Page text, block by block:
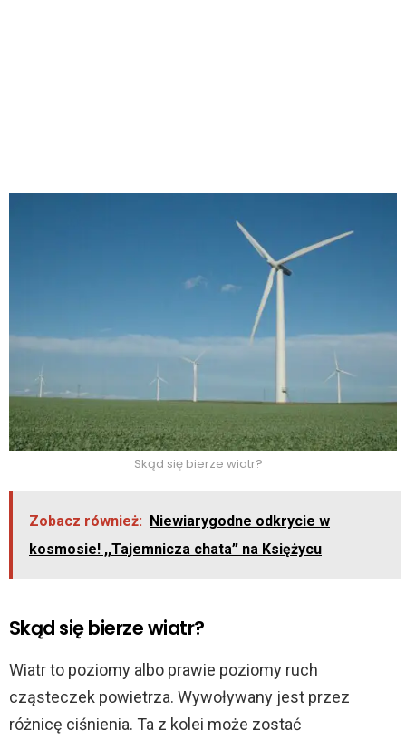
Skąd się bierze wiatr?
Zobacz również: Niewiarygodne odkrycie w
kosmosie! ,,Tajemnicza chata” na Księżycu
Skąd się bierze wiatr?
Wiatr to poziomy albo prawie poziomy ruch
cząsteczek powietrza. Wywoływany jest przez
różnicę ciśnienia. Ta z kolei może zostać